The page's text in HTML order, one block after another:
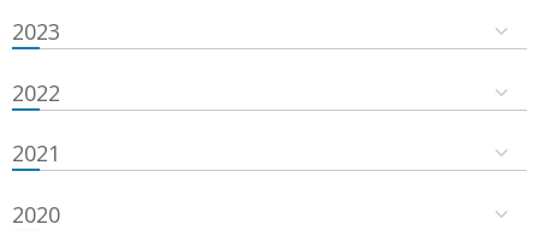
2023
2022
2021
2020